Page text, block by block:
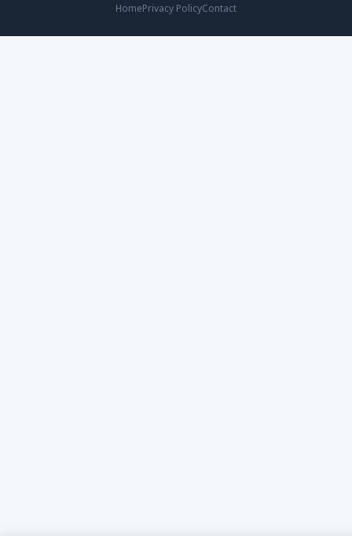
HomePrivacy PolicyContact